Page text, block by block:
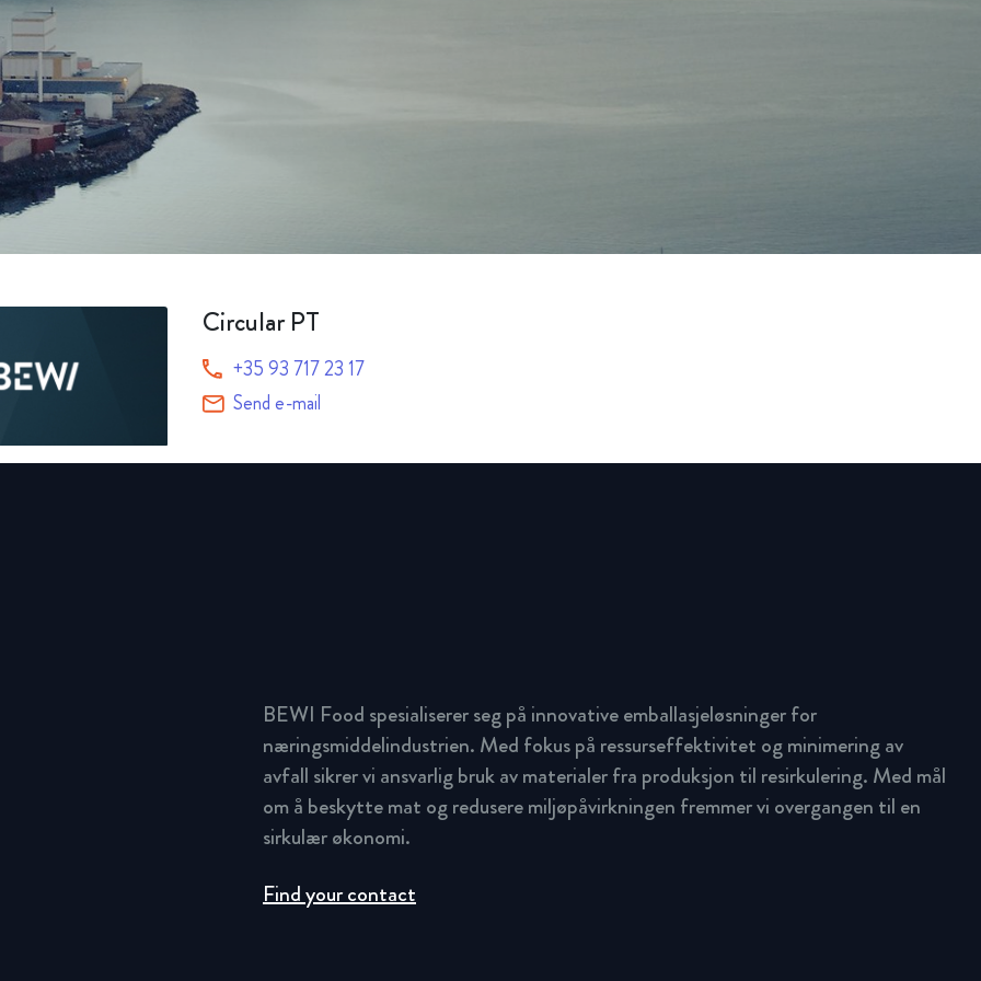
Alle produkter
Circular PT
+35 93 717 23 17
Send e-mail
BEWI Food spesialiserer seg på innovative emballasjeløsninger for
næringsmiddelindustrien. Med fokus på ressurseffektivitet og minimering av
avfall sikrer vi ansvarlig bruk av materialer fra produksjon til resirkulering. Med mål
om å beskytte mat og redusere miljøpåvirkningen fremmer vi overgangen til en
sirkulær økonomi.
Find your contact